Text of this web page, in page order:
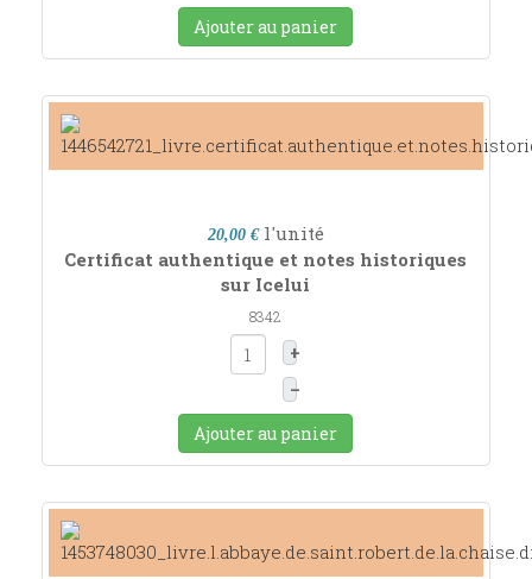
Ajouter au panier
20,00 € l'unité
Certificat authentique et notes historiques
sur Icelui
8342
+
–
Ajouter au panier